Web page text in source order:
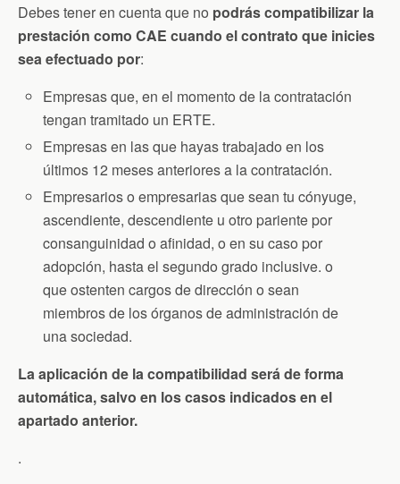
Debes tener en cuenta que no podrás compatibilizar la
prestación como CAE cuando el contrato que inicies
sea efectuado por:
Empresas que, en el momento de la contratación
tengan tramitado un ERTE.
Empresas en las que hayas trabajado en los
últimos 12 meses anteriores a la contratación.
Empresarios o empresarias que sean tu cónyuge,
ascendiente, descendiente u otro pariente por
consanguinidad o afinidad, o en su caso por
adopción, hasta el segundo grado inclusive. o
que ostenten cargos de dirección o sean
miembros de los órganos de administración de
una sociedad.
La aplicación de la compatibilidad será de forma
automática, salvo en los casos indicados en el
apartado anterior.
.